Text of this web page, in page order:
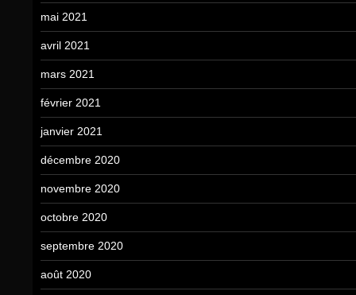
mai 2021
avril 2021
mars 2021
février 2021
janvier 2021
décembre 2020
novembre 2020
octobre 2020
septembre 2020
août 2020